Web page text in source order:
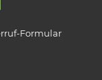
Formular